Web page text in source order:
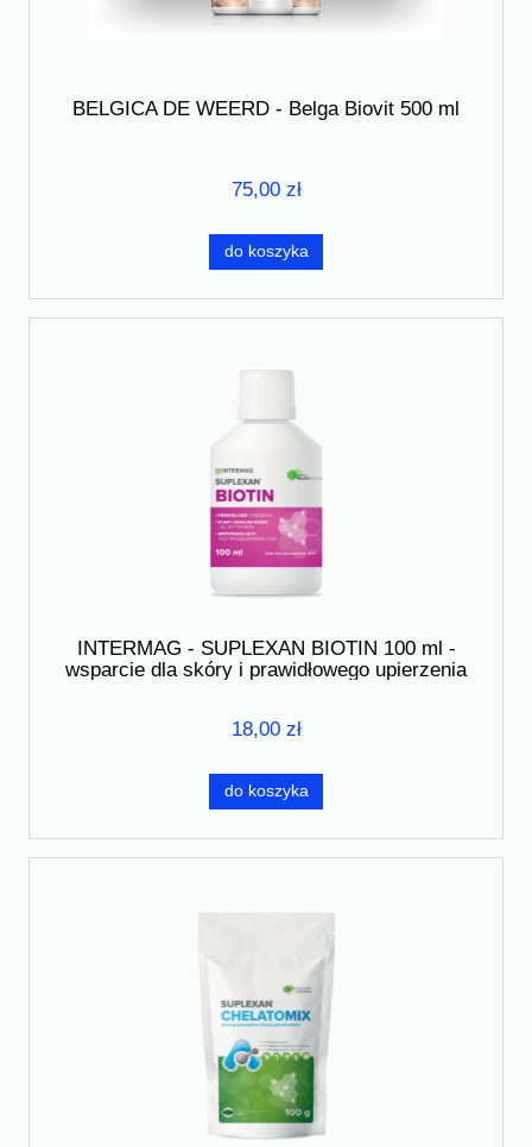
BELGICA DE WEERD - Belga Biovit 500 ml
75,00 zł
do koszyka
INTERMAG - SUPLEXAN BIOTIN 100 ml -
wsparcie dla skóry i prawidłowego upierzenia
18,00 zł
do koszyka